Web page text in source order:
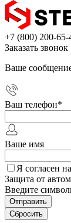
+7 (800) 200-65-
Заказать звонок
Ваше
Ваш телефон*
Ваше имя
Я согласен на
Защита от
Введите